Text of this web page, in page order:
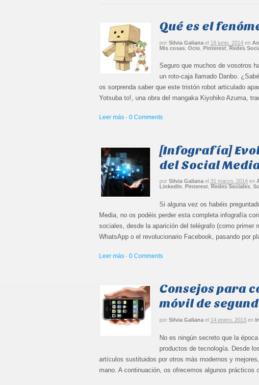
Qué es el
por Silvia Galiana el 18 junio, 2014 en
Mis cosas Ocio Pinterest,Redes
Seguro que muchos de vosotros
un roto-caja llamado Danbo.
os sorprenda saber que este tristón robot articulado
Yotsuba to!, una obra del mangaka Kiyohiko Azuma,
Leer más · 0 Comments
[Infografía]
del Social
por Silvia Galiana el 31 marzo, 2014 en
LinkedIn
Pinterest Redes Sociales
Si alguna vez os habéis
Media, no os podéis perder esta completa infografía
sociales, desde la aparición del telégrafo (como primer
WhatsApp o el revolucionario Facebook, pasando por
Leer más · 0 Comments
Consejos para
móvil de
por Silvia Galiana el 14 enero, 2013 en
No es ningún secreto que la
productos de tecnología. Desde
artículos sustituidos por otros más modernos y
mano. A continuación, os ofrecemos algunos